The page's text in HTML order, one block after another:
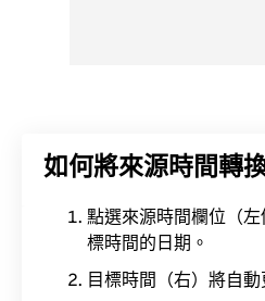
如何將來源時間轉
點選來源時間欄位（
標時間的日期。
目標時間（右）將自動